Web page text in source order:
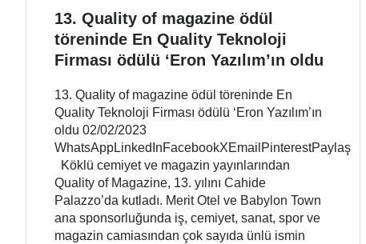
13. Quality of magazine ödül
töreninde En Quality Teknoloji
Firması ödülü ‘Eron Yazılım’ın oldu
13. Quality of magazine ödül töreninde En
Quality Teknoloji Firması ödülü ‘Eron Yazılım’ın
oldu 02/02/2023
WhatsAppLinkedInFacebookXEmailPinterestPaylaş
Köklü cemiyet ve magazin yayınlarından
Quality of Magazine, 13. yılını Cahide
Palazzo’da kutladı. Merit Otel ve Babylon Town
ana sponsorluğunda iş, cemiyet, sanat, spor ve
magazin camiasından çok sayıda ünlü ismin